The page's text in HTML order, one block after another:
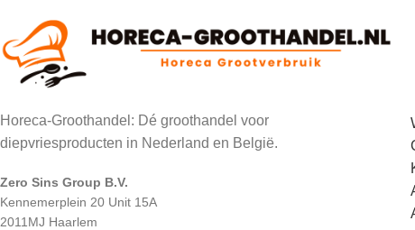
Horeca-Groothandel: Dé groothandel voor
diepvriesproducten in Nederland en België.
Zero Sins Group B.V.
Kennemerplein 20 Unit 15A
2011MJ Haarlem